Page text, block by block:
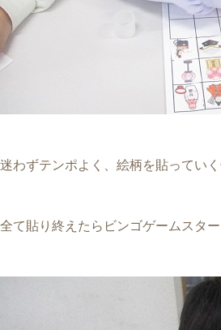
迷わずテンポよく、絵柄を貼ってい
全て貼り終えたらビンゴゲームスター